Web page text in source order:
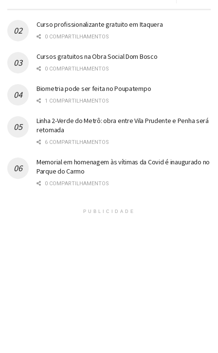
Curso profissionalizante gratuito em Itaquera
0 COMPARTILHAMENTOS
Cursos gratuitos na Obra Social Dom Bosco
0 COMPARTILHAMENTOS
Biometria pode ser feita no Poupatempo
1 COMPARTILHAMENTOS
Linha 2-Verde do Metrô: obra entre Vila Prudente e Penha será
retomada
6 COMPARTILHAMENTOS
Memorial em homenagem às vítimas da Covid é inaugurado no
Parque do Carmo
0 COMPARTILHAMENTOS
PUBLICIDADE